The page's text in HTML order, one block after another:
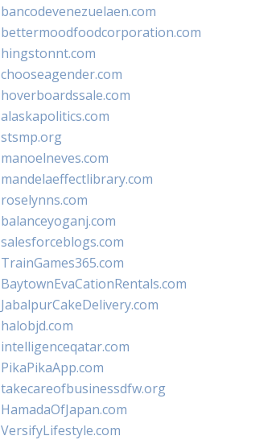
bancodevenezuelaen.com
bettermoodfoodcorporation.com
hingstonnt.com
chooseagender.com
hoverboardssale.com
alaskapolitics.com
stsmp.org
manoelneves.com
mandelaeffectlibrary.com
roselynns.com
balanceyoganj.com
salesforceblogs.com
TrainGames365.com
BaytownEvaCationRentals.com
JabalpurCakeDelivery.com
halobjd.com
intelligenceqatar.com
PikaPikaApp.com
takecareofbusinessdfw.org
HamadaOfJapan.com
VersifyLifestyle.com